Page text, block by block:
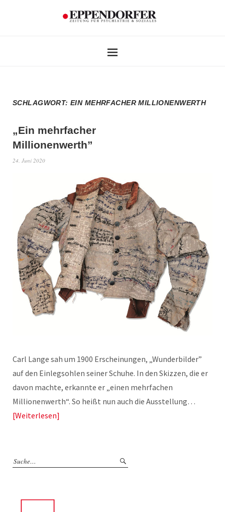
SCHLAGWORT:EIN MEHRFACHER MILLIONENWERTH
„Ein mehrfacher
Millionenwerth”
24. Juni 2020
Carl Lange sah um 1900 Erscheinungen, „Wunderbilder”
auf den Einlegsohlen seiner Schuhe. In den Skizzen, die er
davon machte, erkannte er „einen mehrfachen
Millionenwerth“. So heißt nun auch die Ausstellung…
Weiterlesen